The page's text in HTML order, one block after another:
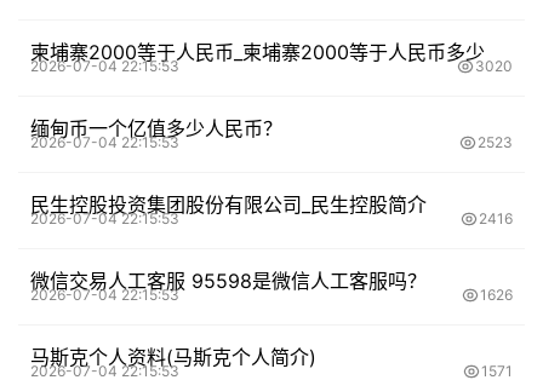
柬埔寨2000等于人民币_柬埔寨2000等于人民币多少
2026-07-04 22:15:53 3020
缅甸币一个亿值多少人民币？
2026-07-04 22:15:53 2523
民生控股投资集团股份有限公司_民生控股简介
2026-07-04 22:15:53 2416
微信交易人工客服 95598是微信人工客服吗？
2026-07-04 22:15:53 1626
马斯克个人资料(马斯克个人简介)
2026-07-04 22:15:53 1571